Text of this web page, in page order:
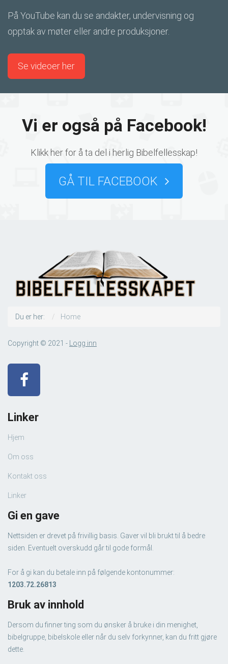
På YouTube kan du se andakter, undervisning og
opptak av møter eller andre produksjoner.
Se videoer her
Vi er også på Facebook!
Klikk her for å ta del i herlig Bibelfellesskap!
GÅ TIL FACEBOOK
Du er her: Home
Copyright © 2021 - Logg inn
Linker
Hjem
Om oss
Kontakt oss
Linker
Gi en gave
Nettsiden er drevet på frivillig basis. Gaver vil bli brukt til å bedre
siden. Eventuelt overskudd går til gode formål.
For å gi kan du betale inn på følgende kontonummer:
1203.72.26813
Bruk av innhold
Dersom du finner ting som du ønsker å bruke i din menighet,
bibelgruppe, bibelskole eller når du selv forkynner, kan du fritt gjøre
dette.